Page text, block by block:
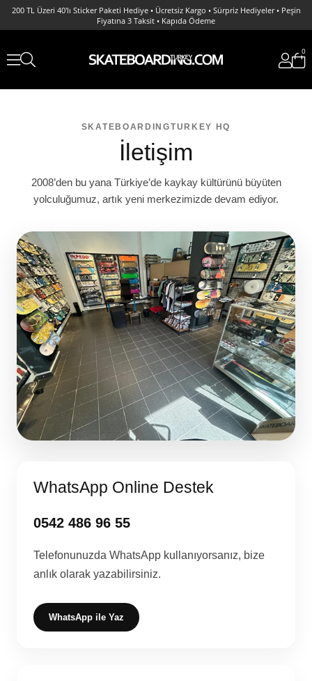
200 TL Üzeri 40'lı Sticker Paketi Hediye • Ücretsiz Kargo • Sürpriz Hediyeler • Peşin
Fiyatına 3 Taksit • Kapıda Ödeme
0
SKATEBOARDINGTURKEY HQ
İletişim
2008’den bu yana Türkiye’de kaykay kültürünü büyüten
yolculuğumuz, artık yeni merkezimizde devam ediyor.
WhatsApp Online Destek
0542 486 96 55
Telefonunuzda WhatsApp kullanıyorsanız, bize
anlık olarak yazabilirsiniz.
WhatsApp ile Yaz